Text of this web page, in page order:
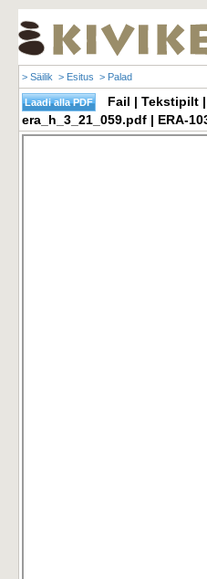
> Säilik > Esitus > Palad
Fail | Tekstipilt |
era_h_3_21_059.pdf | ERA-